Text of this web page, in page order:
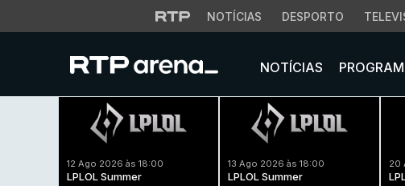
NOTÍCIAS DESPORTO
NOTÍCIAS
12 Ago 2026 às 18:00
LPLOL Summer
13 Ago 2026 às 18:00
LPLOL Summer
20